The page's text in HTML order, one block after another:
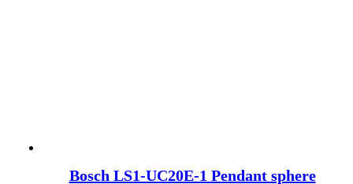
Bosch LS1-UC20E-1 Pendant sphere